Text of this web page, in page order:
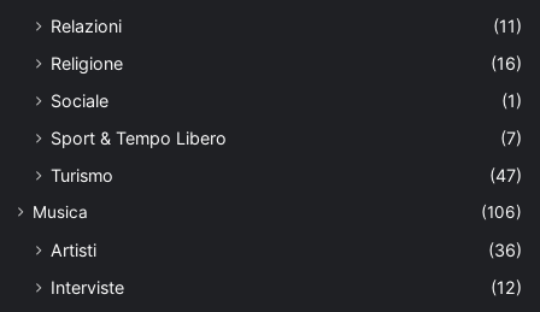
Relazioni
(11)
Religione
(16)
Sociale
(1)
Sport & Tempo Libero
(7)
Turismo
(47)
Musica (106)
Artisti
(36)
Interviste
(12)